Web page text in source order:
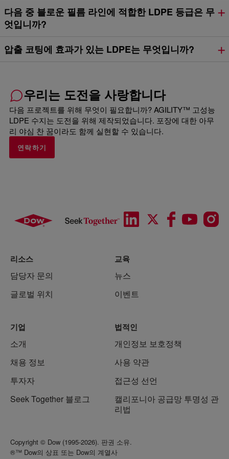
다음 중 블로운 필름 라인에 적합한 LDPE 등급은 무
엇입니까?
압출 코팅에 효과가 있는 LDPE는 무엇입니까?
우리는 도전을 사랑합니다
다음 프로젝트를 위해 무엇이 필요합니까? AGILITY™ 고성능
LDPE 수지는 도전을 위해 제작되었습니다. 포장에 대한 아무
리 야심 찬 꿈이라도 함께 실현할 수 있습니다.
연락하기
리소스
담당자 문의
글로벌 위치
교육
뉴스
이벤트
기업
소개
채용 정보
투자자
Seek Together 블로그
법적인
개인정보 보호정책
사용 약관
접근성 선언
캘리포니아 공급망 투명성 관
리법
Copyright © Dow (1995-2026). 판권 소유.
®™ Dow의 상표 또는 Dow의 계열사